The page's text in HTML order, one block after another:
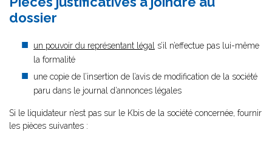
dossier
un pouvoir du représentant légal s’il n’effectue pas lui-même
la formalité
une copie de l’insertion de l’avis de modification de la société
paru dans le journal d’annonces légales
Si le liquidateur n’est pas sur le Kbis de la société concernée, fournir
les pièces suivantes :